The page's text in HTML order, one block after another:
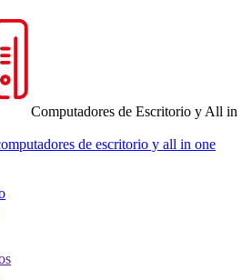
Computadores de Escritorio y All in
de escritorio y all in one